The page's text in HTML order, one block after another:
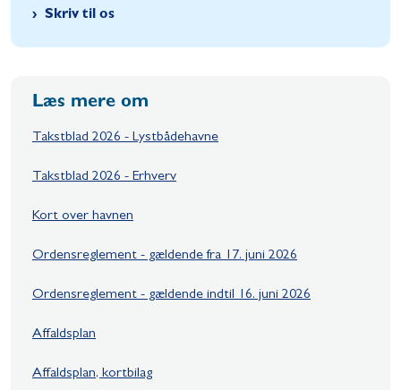
Skriv til os
Læs mere om
Takstblad 2026 - Lystbådehavne
Takstblad 2026 - Erhverv
Kort over havnen
Ordensreglement - gældende fra 17. juni 2026
Ordensreglement - gældende indtil 16. juni 2026
Affaldsplan
Affaldsplan, kortbilag